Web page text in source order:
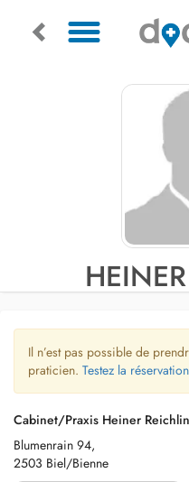
Il n’est pas possible de
praticien. Testez la
Cabinet/Praxis Heiner Reichlin
Blumenrain 94,
2503 Biel/Bienne